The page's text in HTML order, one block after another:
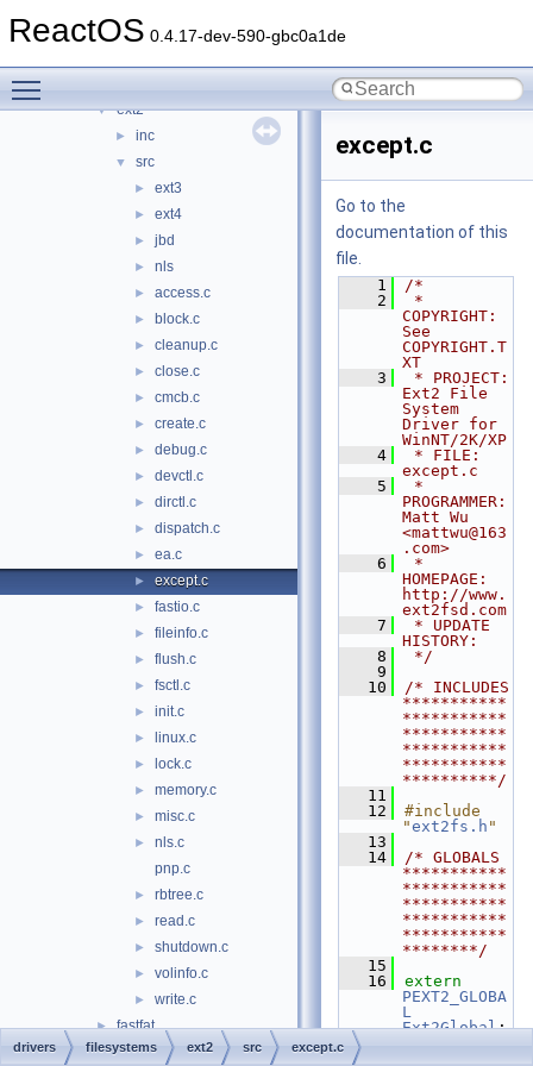
ReactOS 0.4.17-dev-590-gbc0a1de
▼ filesystems
▼ ext2
► inc
▼ src
► ext3
► ext4
► jbd
► nls
► access.c
► block.c
► cleanup.c
► close.c
► cmcb.c
► create.c
► debug.c
► devctl.c
► dirctl.c
► dispatch.c
► ea.c
► except.c
► fastio.c
► fileinfo.c
► flush.c
► fsctl.c
► init.c
► linux.c
► lock.c
► memory.c
► misc.c
►
nls.c
pnp.c
► rbtree.c
► read.c
► shutdown.c
► volinfo.c
► write.c
► fastfat
► fs_rec
except.c
Go to the
documentation of this
file.
    1
/*
    2
*
COPYRIGHT:
See
COPYRIGHT.T
XT
    3
* PROJECT:
Ext2 File
System
Driver for
WinNT/2K/XP
    4
* FILE:
except.c
    5
*
PROGRAMMER:
Matt Wu
<mattwu@163
.com>
    6
*
HOMEPAGE:
http://www.
ext2fsd.com
    7
* UPDATE
HISTORY:
    8
*/
    9
   10
/* INCLUDES
***********
***********
***********
***********
***********
**********/
   11
   12
#include
"ext2fs.h "
   13
   14
/* GLOBALS
***********
***********
***********
***********
***********
********/
   15
   16
extern
PEXT2_GLOBA
L
Ext2Global;
   17
   18
drivers filesystems ext2 src except.c